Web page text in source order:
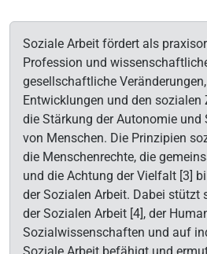
Soziale Arbeit fördert als
Profession und
gesellschaftliche
Entwicklungen und den
die Stärkung der Autonomie und
von Menschen. Die Prinzipien
die Menschenrechte, die
und die Achtung der Vielfalt [3]
der Sozialen Arbeit. Dabei stützt
der Sozialen Arbeit [4], der
Sozialwissenschaften und auf